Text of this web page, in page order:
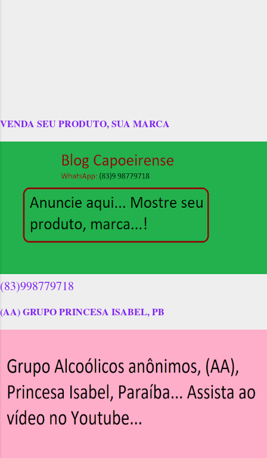
VENDA SEU PRODUTO, SUA MARCA
(83)998779718
(AA) GRUPO PRINCESA ISABEL, PB